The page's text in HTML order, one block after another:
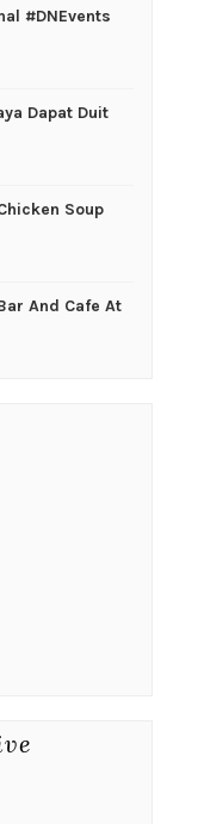
#DNEvents
Dapat Duit
Soup
And Cafe At